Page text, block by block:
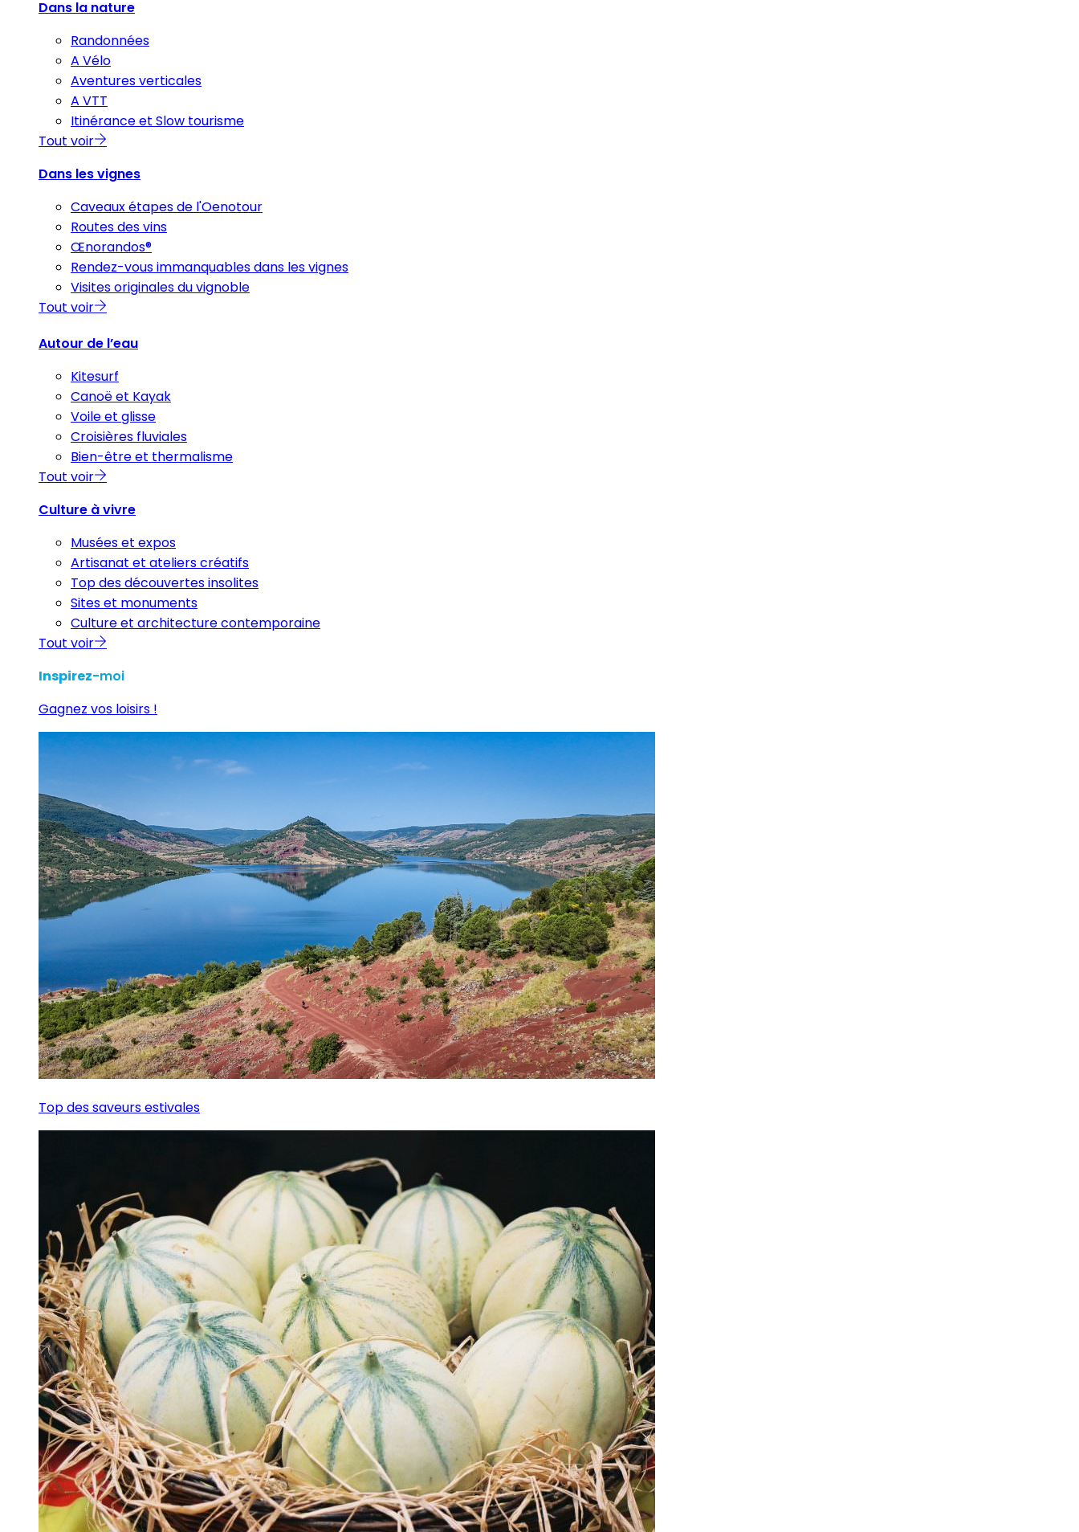
Dans la nature
Randonnées
A Vélo
Aventures verticales
A VTT
Itinérance et Slow tourisme
Tout voir
Dans les vignes
Caveaux étapes de l'Oenotour
Routes des vins
Œnorandos®
Rendez-vous immanquables dans les vignes
Visites originales du vignoble
Tout voir
Autour de l’eau
Kitesurf
Canoë et Kayak
Voile et glisse
Croisières fluviales
Bien-être et thermalisme
Tout voir
Culture à vivre
Musées et expos
Artisanat et ateliers créatifs
Top des découvertes insolites
Sites et monuments
Culture et architecture contemporaine
Tout voir
Inspirez-moi
Gagnez vos loisirs !
Top des saveurs estivales